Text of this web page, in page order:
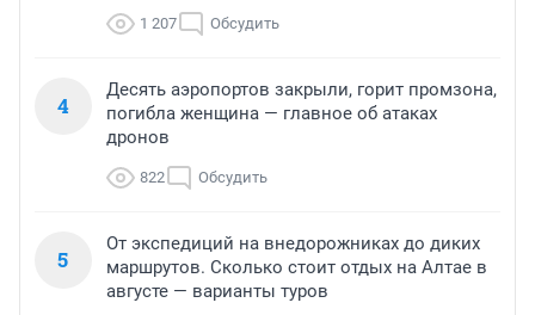
1 207 Обсудить
4
Десять аэропортов закрыли, горит промзона,
погибла женщина — главное об атаках
дронов
822 Обсудить
5
От экспедиций на внедорожниках до диких
маршрутов. Сколько стоит отдых на Алтае в
августе — варианты туров